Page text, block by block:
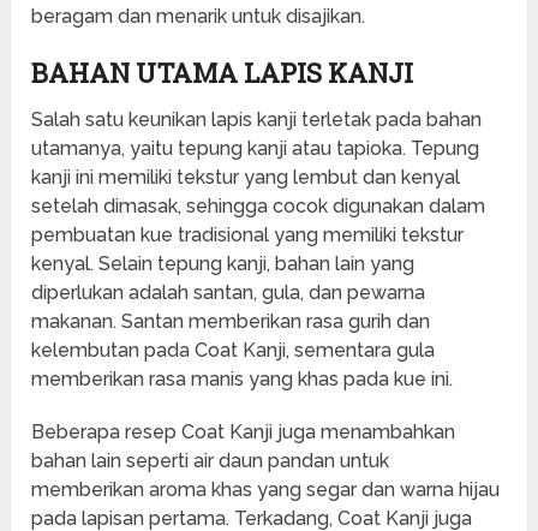
beragam dan menarik untuk disajikan.
BAHAN UTAMA LAPIS KANJI
Salah satu keunikan lapis kanji terletak pada bahan
utamanya, yaitu tepung kanji atau tapioka. Tepung
kanji ini memiliki tekstur yang lembut dan kenyal
setelah dimasak, sehingga cocok digunakan dalam
pembuatan kue tradisional yang memiliki tekstur
kenyal. Selain tepung kanji, bahan lain yang
diperlukan adalah santan, gula, dan pewarna
makanan. Santan memberikan rasa gurih dan
kelembutan pada Coat Kanji, sementara gula
memberikan rasa manis yang khas pada kue ini.
Beberapa resep Coat Kanji juga menambahkan
bahan lain seperti air daun pandan untuk
memberikan aroma khas yang segar dan warna hijau
pada lapisan pertama. Terkadang, Coat Kanji juga